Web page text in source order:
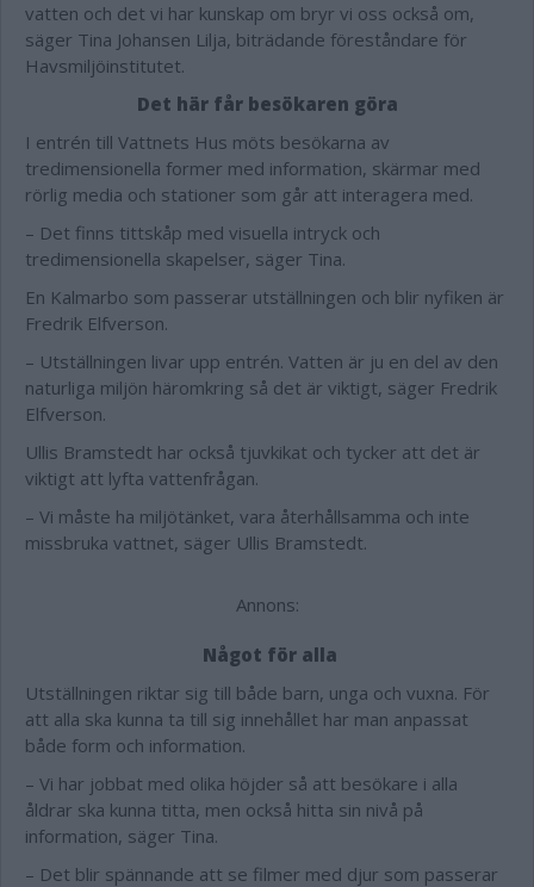
vatten och det vi har kunskap om bryr vi oss också om,
säger Tina Johansen Lilja, biträdande föreståndare för
Havsmiljöinstitutet.
Det här får besökaren göra
I entrén till Vattnets Hus möts besökarna av
tredimensionella former med information, skärmar med
rörlig media och stationer som går att interagera med.
– Det finns tittskåp med visuella intryck och
tredimensionella skapelser, säger Tina.
En Kalmarbo som passerar utställningen och blir nyfiken är
Fredrik Elfverson.
– Utställningen livar upp entrén. Vatten är ju en del av den
naturliga miljön häromkring så det är viktigt, säger Fredrik
Elfverson.
Ullis Bramstedt har också tjuvkikat och tycker att det är
viktigt att lyfta vattenfrågan.
– Vi måste ha miljötänket, vara återhållsamma och inte
missbruka vattnet, säger Ullis Bramstedt.
Annons:
Något för alla
Utställningen riktar sig till både barn, unga och vuxna. För
att alla ska kunna ta till sig innehållet har man anpassat
både form och information.
– Vi har jobbat med olika höjder så att besökare i alla
åldrar ska kunna titta, men också hitta sin nivå på
information, säger Tina.
– Det blir spännande att se filmer med djur som passerar